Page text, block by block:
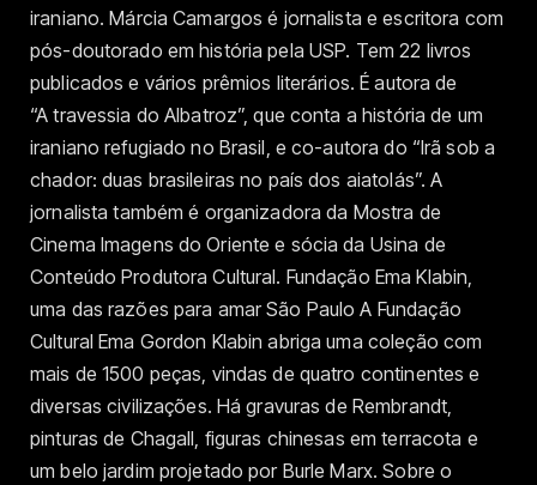
iraniano. Márcia Camargos é jornalista e escritora com
pós-doutorado em história pela USP. Tem 22 livros
publicados e vários prêmios literários. É autora de
“A travessia do Albatroz”, que conta a história de um
iraniano refugiado no Brasil, e co-autora do “Irã sob a
chador: duas brasileiras no país dos aiatolás”. A
jornalista também é organizadora da Mostra de
Cinema Imagens do Oriente e sócia da Usina de
Conteúdo Produtora Cultural. Fundação Ema Klabin,
uma das razões para amar São Paulo A Fundação
Cultural Ema Gordon Klabin abriga uma coleção com
mais de 1500 peças, vindas de quatro continentes e
diversas civilizações. Há gravuras de Rembrandt,
pinturas de Chagall, figuras chinesas em terracota e
um belo jardim projetado por Burle Marx. Sobre o